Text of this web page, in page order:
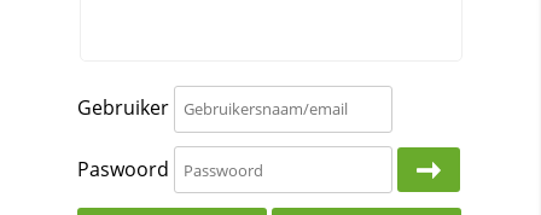
Gebruiker
Paswoord